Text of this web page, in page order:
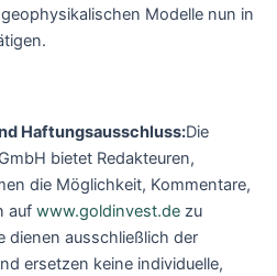
Modelle nun in
Haftungsausschluss:Die
bietet Redakteuren,
die Möglichkeit, Kommentare,
auf www.goldinvest.de zu
dienen ausschließlich der
ersetzen keine individuelle,